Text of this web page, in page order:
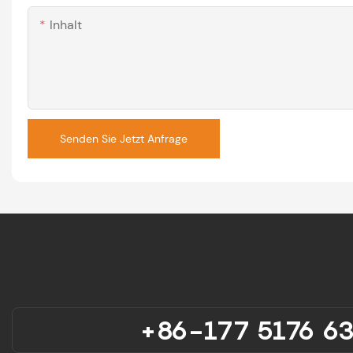
Inhalt
Senden Sie Jetzt Anfrage
+86-177 5176